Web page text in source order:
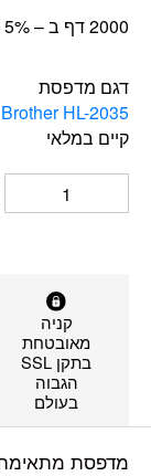
2000 דף ב – 5% כיסוי
דגם מדפסת
Brother HL-2035
קיים במלאי
קניה
מאובטחת
בתקן SSL
הגבוה
בעולם
מדפסת